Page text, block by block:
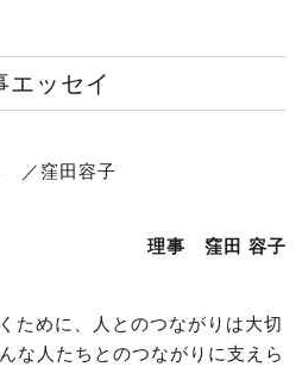
エッセイ
／窪田容子
理事 窪田 容子
ために、人とのつながりは大切
な人たちとのつながりに支えら